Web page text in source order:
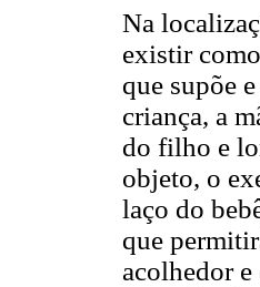
Na
existir
que supõe
criança, a
do filho e
objeto, o
laço do
que
acolhedor